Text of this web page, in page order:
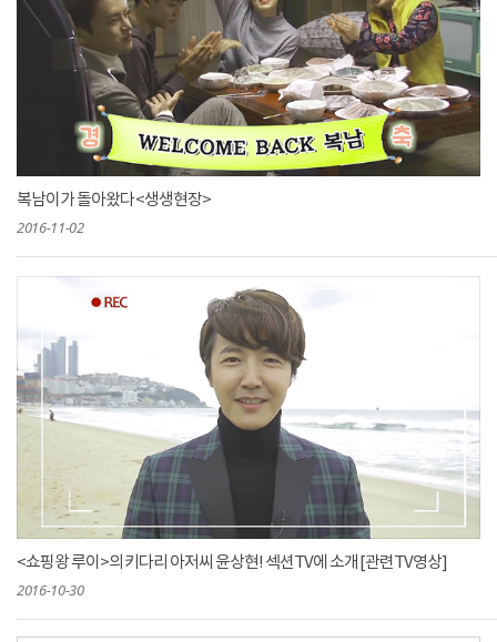
복남이가 돌아왔다 <생생현장>
2016-11-02
<쇼핑왕 루이>의 키다리 아저씨 윤상현! 섹션TV에 소개 [관련TV영상]
2016-10-30